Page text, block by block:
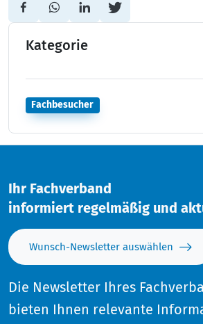
Kategorie
Fachbesucher
Ihr Fachverband
informiert regelmäßig und
Wunsch-Newsletter auswählen
Die Newsletter Ihres
bieten Ihnen relevante